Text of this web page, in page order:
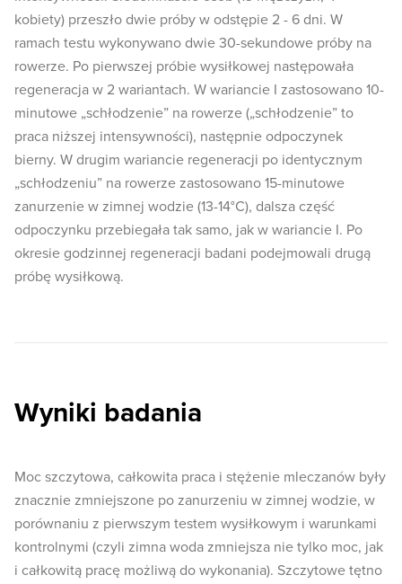
kobiety) przeszło dwie próby w odstępie 2 - 6 dni. W
ramach testu wykonywano dwie 30-sekundowe próby na
rowerze. Po pierwszej próbie wysiłkowej następowała
regeneracja w 2 wariantach. W wariancie I zastosowano 10-
minutowe „schłodzenie” na rowerze („schłodzenie” to
praca niższej intensywności), następnie odpoczynek
bierny. W drugim wariancie regeneracji po identycznym
„schłodzeniu” na rowerze zastosowano 15-minutowe
zanurzenie w zimnej wodzie (13-14°C), dalsza część
odpoczynku przebiegała tak samo, jak w wariancie I. Po
okresie godzinnej regeneracji badani podejmowali drugą
próbę wysiłkową.
Wyniki badania
Moc szczytowa, całkowita praca i stężenie mleczanów były
znacznie zmniejszone po zanurzeniu w zimnej wodzie, w
porównaniu z pierwszym testem wysiłkowym i warunkami
kontrolnymi (czyli zimna woda zmniejsza nie tylko moc, jak
i całkowitą pracę możliwą do wykonania). Szczytowe tętno